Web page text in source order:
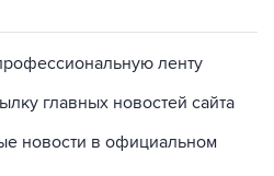
ленту
главных новостей сайта
новости в официальном